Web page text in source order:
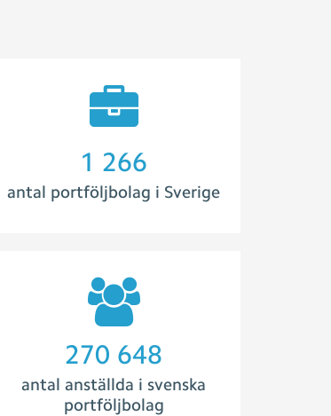
1 273
antal portföljbolag i Sverige
313 330
antal anställda i svenska
portföljbolag